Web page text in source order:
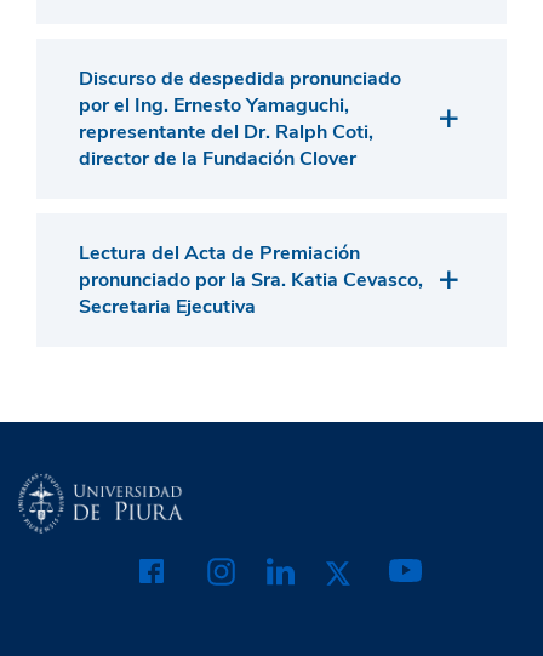
Discurso de despedida pronunciado
por el Ing. Ernesto Yamaguchi,
representante del Dr. Ralph Coti,
director de la Fundación Clover
Lectura del Acta de Premiación
pronunciado por la Sra. Katia Cevasco,
Secretaria Ejecutiva